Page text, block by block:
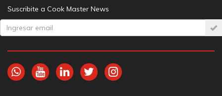
Suscribite a Cook Master News